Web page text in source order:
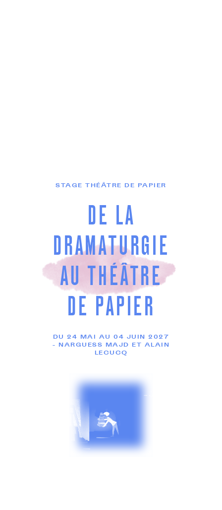
STAGE THÉÂTRE DE PAPIER
DE LA
DRAMATURGIE
AU THÉÂTRE
DE PAPIER
DU 24 MAI AU 04 JUIN 2027
- NARGUESS MAJD ET ALAIN
LECUCQ